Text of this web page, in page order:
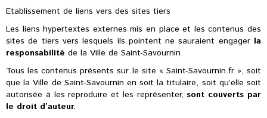
Etablissement de liens vers des sites tiers
Les liens hypertextes externes mis en place et les contenus des
sites de tiers vers lesquels ils pointent ne sauraient engager la
responsabilité de la Ville de Saint-Savournin.
Tous les contenus présents sur le site « Saint-Savournin.fr », soit
que la Ville de Saint-Savournin en soit la titulaire, soit qu’elle soit
autorisée à les reproduire et les représenter,sont couverts par
le droit d’auteur.